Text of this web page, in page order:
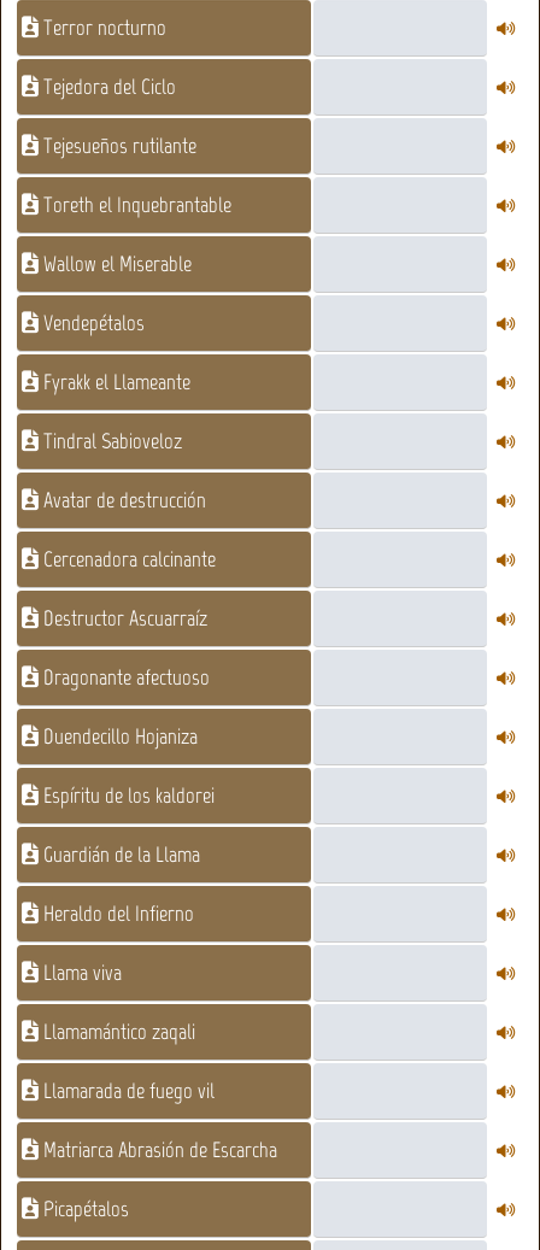
Terror nocturno
Tejedora del Ciclo
Tejesueños rutilante
Toreth el Inquebrantable
Wallow el Miserable
Vendepétalos
Fyrakk el Llameante
Tindral Sabioveloz
Avatar de destrucción
Cercenadora calcinante
Destructor Ascuarraíz
Dragonante afectuoso
Duendecillo Hojaniza
Espíritu de los kaldorei
Guardián de la Llama
Heraldo del Infierno
Llama viva
Llamamántico zaqali
Llamarada de fuego vil
Matriarca Abrasión de Escarcha
Picapétalos